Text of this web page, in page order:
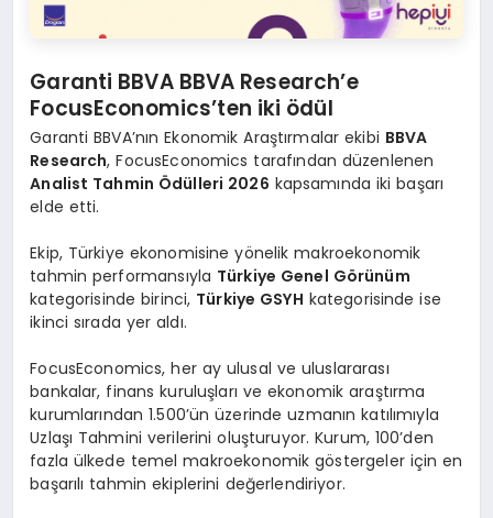
Garanti BBVA BBVA Research’e
FocusEconomics’ten iki ödül
Garanti BBVA’nın Ekonomik Araştırmalar ekibi BBVA
Research, FocusEconomics tarafından düzenlenen
Analist Tahmin Ödülleri 2026 kapsamında iki başarı
elde etti.
Ekip, Türkiye ekonomisine yönelik makroekonomik
tahmin performansıyla Türkiye Genel Görünüm
kategorisinde birinci, Türkiye GSYH kategorisinde ise
ikinci sırada yer aldı.
FocusEconomics, her ay ulusal ve uluslararası
bankalar, finans kuruluşları ve ekonomik araştırma
kurumlarından 1.500’ün üzerinde uzmanın katılımıyla
Uzlaşı Tahmini verilerini oluşturuyor. Kurum, 100’den
fazla ülkede temel makroekonomik göstergeler için en
başarılı tahmin ekiplerini değerlendiriyor.